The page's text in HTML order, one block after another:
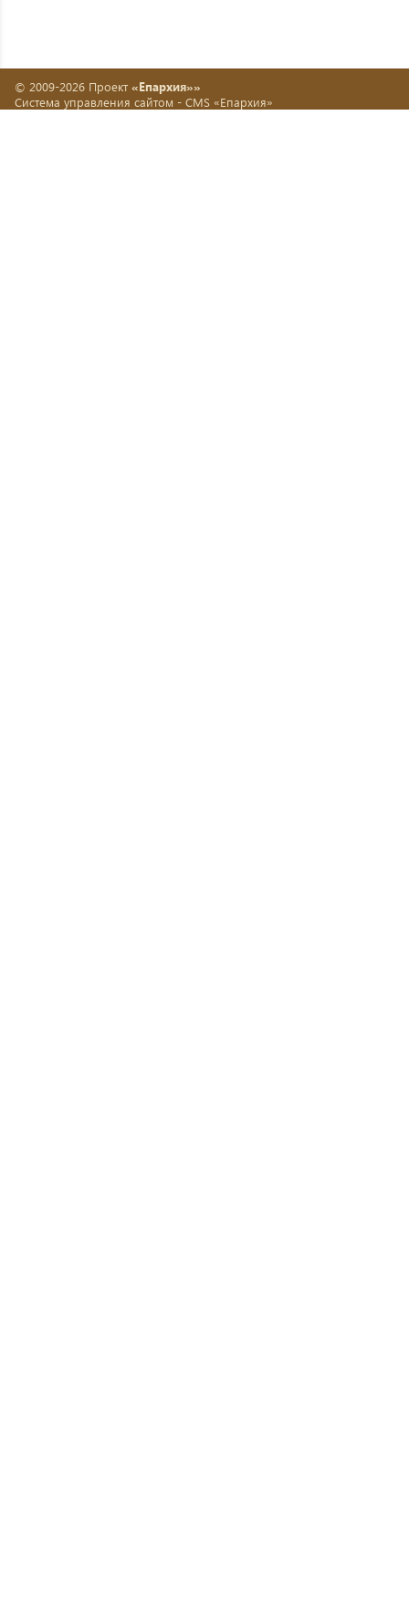
© 2009-2026 Проект «Епархия»»
Система управления сайтом - CMS «Епархия»